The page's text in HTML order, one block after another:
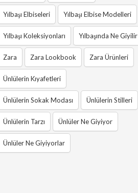
Yılbaşı Elbiseleri Yılbaşı Elbise Modelleri
Yılbaşı Koleksiyonları Yılbaşında Ne Giyilir
Zara Zara Lookbook Zara Ürünleri
Ünlülerin Kıyafetleri
Ünlülerin Sokak Modası Ünlülerin Stilleri
Ünlülerin Tarzı Ünlüler Ne Giyiyor
Ünlüler Ne Giyiyorlar